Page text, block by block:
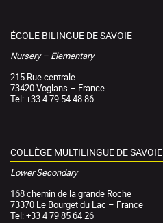
ÉCOLE BILINGUE DE SAVOIE
Nursery – Elementary
215 Rue centrale
73420 Voglans – France
Tel: +33 4 79 54 48 86
COLLÈGE MULTILINGUE DE SAVOIE
Lower Secondary
168 chemin de la grande Roche
73370 Le Bourget du Lac – France
Tel: +33 4 79 85 64 26